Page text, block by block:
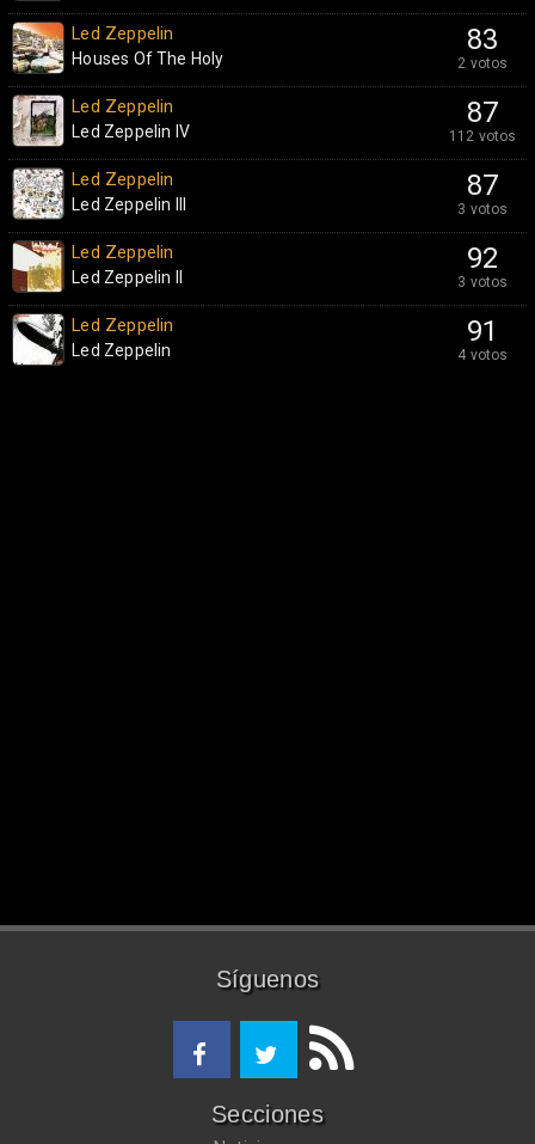
83
2 votos
Led Zeppelin
Houses Of The Holy
87
112 votos
Led Zeppelin
Led Zeppelin IV
87
3 votos
Led Zeppelin
Led Zeppelin III
92
3 votos
Led Zeppelin
Led Zeppelin II
91
4 votos
Led Zeppelin
Led Zeppelin
Síguenos
Secciones